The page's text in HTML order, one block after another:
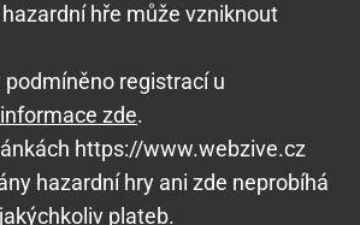
hře může vzniknout
registrací u
informace zde.
https://www.webzive.cz
hazardní hry ani zde neprobíhá
plateb.